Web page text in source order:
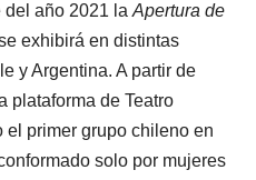
del año 2021 la Apertura de
exhibirá en distintas
y Argentina. A partir de
plataforma de Teatro
el primer grupo chileno en
solo por mujeres